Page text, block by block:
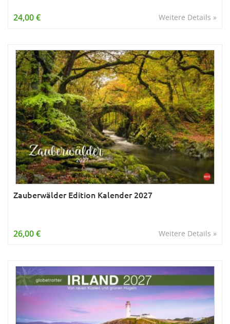
Weitere Details »
24,00 €
Zauberwälder Edition Kalender 2027
Weitere Details »
26,00 €